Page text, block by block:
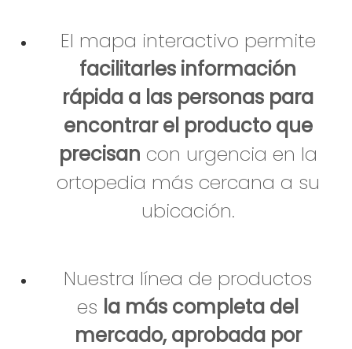
El mapa interactivo permite
facilitarles información
rápida a las personas para
encontrar el producto que
precisan con urgencia en la
ortopedia más cercana a su
ubicación.
Nuestra línea de productos
es la más completa del
mercado, aprobada por